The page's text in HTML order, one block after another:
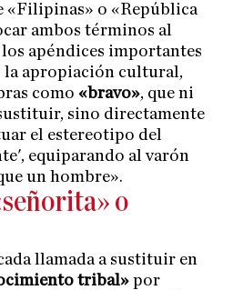
«Filipinas» o «República
ambos términos al
apéndices importantes
la apropiación cultural,
como «bravo», que ni
sino directamente
el estereotipo del
equiparando al varón
un hombre».
o
llamada a sustituir en
tribal» por